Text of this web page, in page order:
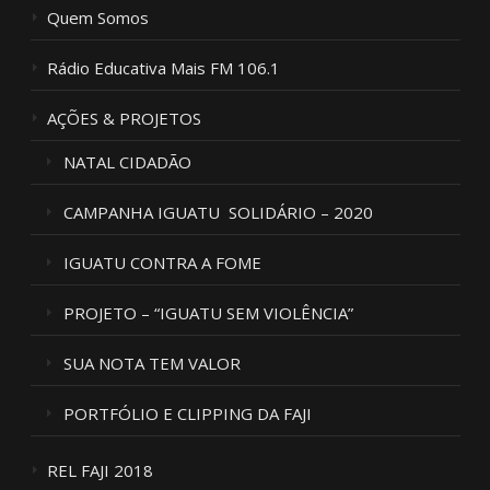
Quem Somos
Rádio Educativa Mais FM 106.1
AÇÕES & PROJETOS
NATAL CIDADÃO
CAMPANHA IGUATU SOLIDÁRIO – 2020
IGUATU CONTRA A FOME
PROJETO – “IGUATU SEM VIOLÊNCIA”
SUA NOTA TEM VALOR
PORTFÓLIO E CLIPPING DA FAJI
REL FAJI 2018